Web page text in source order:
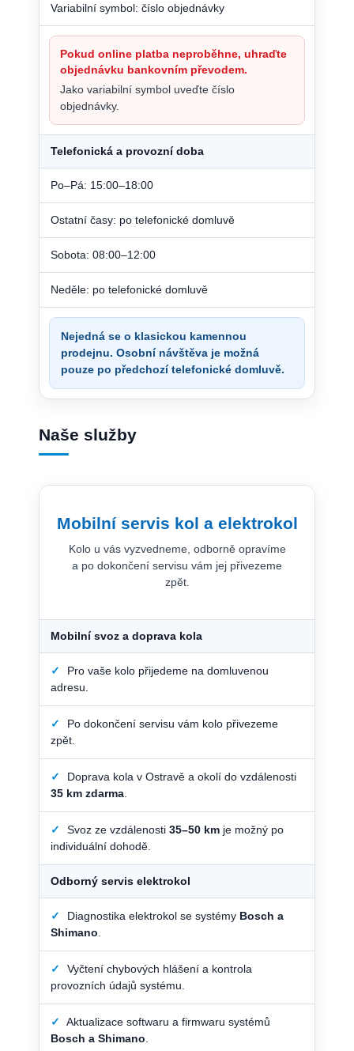
Variabilní symbol: číslo objednávky
Pokud online platba neproběhne, uhraďte
objednávku bankovním převodem.
Jako variabilní symbol uveďte číslo
objednávky.
Telefonická a provozní doba
Po–Pá: 15:00–18:00
Ostatní časy: po telefonické domluvě
Sobota: 08:00–12:00
Neděle: po telefonické domluvě
Nejedná se o klasickou kamennou
prodejnu. Osobní návštěva je možná
pouze po předchozí telefonické domluvě.
Naše služby
Mobilní servis kol a elektrokol
Kolo u vás vyzvedneme, odborně opravíme
a po dokončení servisu vám jej přivezeme
zpět.
Mobilní svoz a doprava kola
✓
Pro vaše kolo přijedeme na domluvenou
adresu.
✓
Po dokončení servisu vám kolo přivezeme
zpět.
✓
Doprava kola v Ostravě a okolí do vzdálenosti
35 km zdarma
✓ Svoz ze vzdálenosti 35–50 km je možný po
individuální dohodě.
Odborný servis elektrokol
✓ Diagnostika elektrokol se systémy Bosch a
Shimano
✓
Vyčtení chybových hlášení a kontrola
provozních údajů systému.
✓
Aktualizace softwaru a firmwaru systémů
Bosch a Shimano